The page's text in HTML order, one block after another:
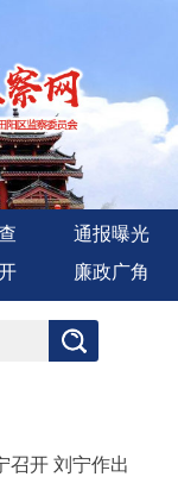
通报曝光
廉政广角
召开 刘宁作出